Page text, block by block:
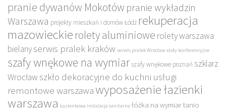
pranie dywanów Mokotów pranie wykładzin
Warszawa projekty mieszkań i domów Łódź rekuperacja
mazowieckie rolety aluminiowe rolety warszawa
bielanyserwis pralek kraków serwis pralek Wrocław stoły konferencyjne
szafy wnękowe na wymiar szafy wnękowe poznań szklarz
Wrocław szkło dekoracyjne do kuchni usługi
remontowe warszawawyposażenie łazienki
warszawa Łazienkowa instalacja sanitarna łóżka na wymiar tanio